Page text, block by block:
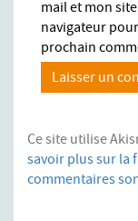
mail et mon
navigateur
prochain
Ce site utilise
savoir plus sur la
commentaires